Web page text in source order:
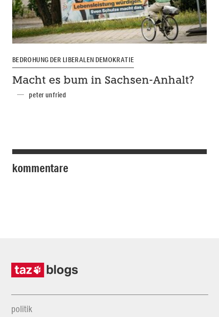
BEDROHUNG DER LIBERALEN DEMOKRATIE
Macht es bum in Sachsen-Anhalt?
peter unfried
kommentare
politik